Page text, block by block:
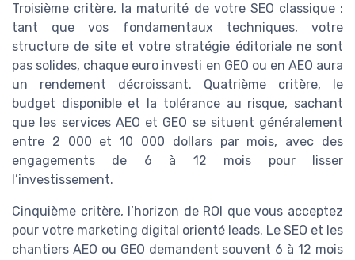
Troisième critère, la maturité de votre SEO classique :
tant que vos fondamentaux techniques, votre
structure de site et votre stratégie éditoriale ne sont
pas solides, chaque euro investi en GEO ou en AEO aura
un rendement décroissant. Quatrième critère, le
budget disponible et la tolérance au risque, sachant
que les services AEO et GEO se situent généralement
entre 2 000 et 10 000 dollars par mois, avec des
engagements de 6 à 12 mois pour lisser
l’investissement.
Cinquième critère, l’horizon de ROI que vous acceptez
pour votre marketing digital orienté leads. Le SEO et les
chantiers AEO ou GEO demandent souvent 6 à 12 mois